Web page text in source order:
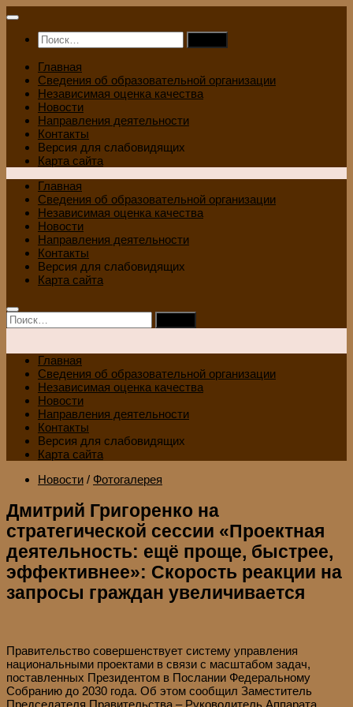
Перейти
содержимому
Найти:
Главная
Сведения об образовательной организации
Независимая оценка качества
Новости
Направления деятельности
Контакты
Версия для слабовидящих
Карта сайта
Главная
Сведения об образовательной организации
Независимая оценка качества
Новости
Направления деятельности
Контакты
Версия для слабовидящих
Карта сайта
Найти:
Главная
Сведения об образовательной организации
Независимая оценка качества
Новости
Направления деятельности
Контакты
Версия для слабовидящих
Карта сайта
Новости / Фотогалерея
Дмитрий Григоренко на
стратегической сессии «Проектная
деятельность: ещё проще, быстрее,
эффективнее»: Скорость реакции на
запросы граждан увеличивается
Правительство совершенствует систему управления
национальными проектами в связи с масштабом задач,
поставленных Президентом в Послании Федеральному
Собранию до 2030 года. Об этом сообщил Заместитель
Председателя Правительства – Руководитель Аппарата